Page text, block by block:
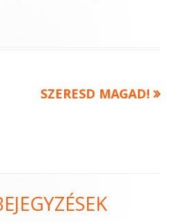
Next
SZERESD MAGAD!